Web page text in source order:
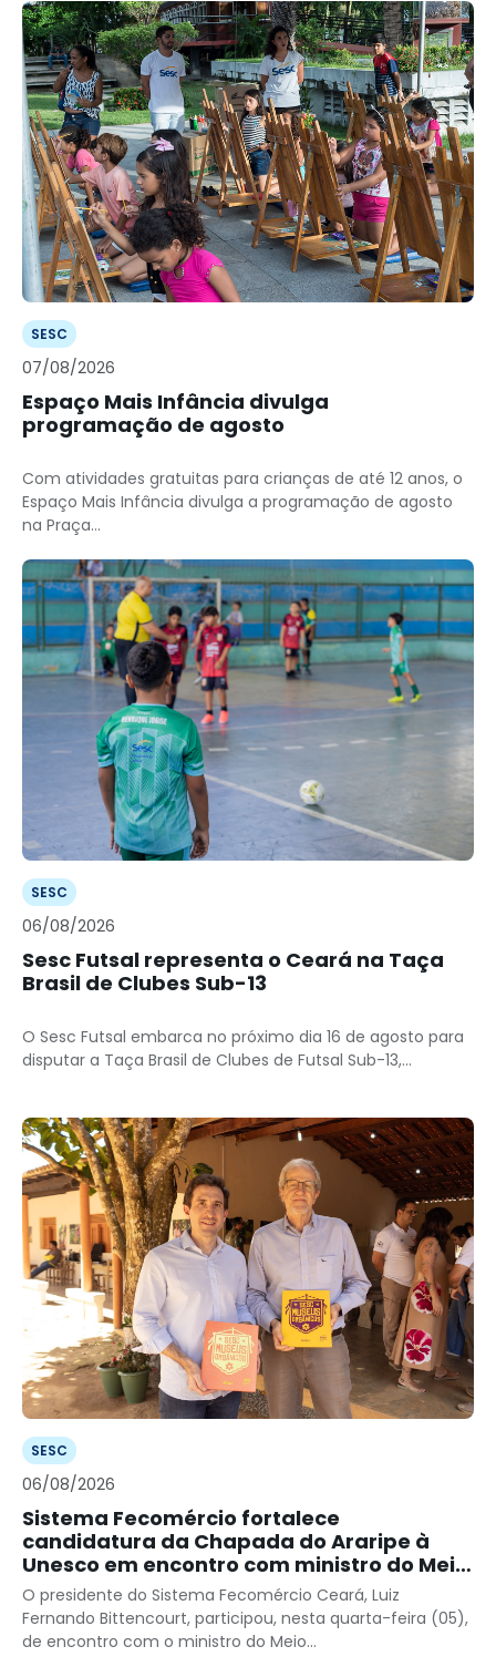
SESC
07/08/2026
Espaço Mais Infância divulga
programação de agosto
Com atividades gratuitas para crianças de até 12 anos, o
Espaço Mais Infância divulga a programação de agosto
na Praça...
SESC
06/08/2026
Sesc Futsal representa o Ceará na Taça
Brasil de Clubes Sub-13
O Sesc Futsal embarca no próximo dia 16 de agosto para
disputar a Taça Brasil de Clubes de Futsal Sub-13,...
SESC
06/08/2026
Sistema Fecomércio fortalece
candidatura da Chapada do Araripe à
Unesco em encontro com ministro do Meio
Ambiente
O presidente do Sistema Fecomércio Ceará, Luiz
Fernando Bittencourt, participou, nesta quarta-feira (05),
de encontro com o ministro do Meio...